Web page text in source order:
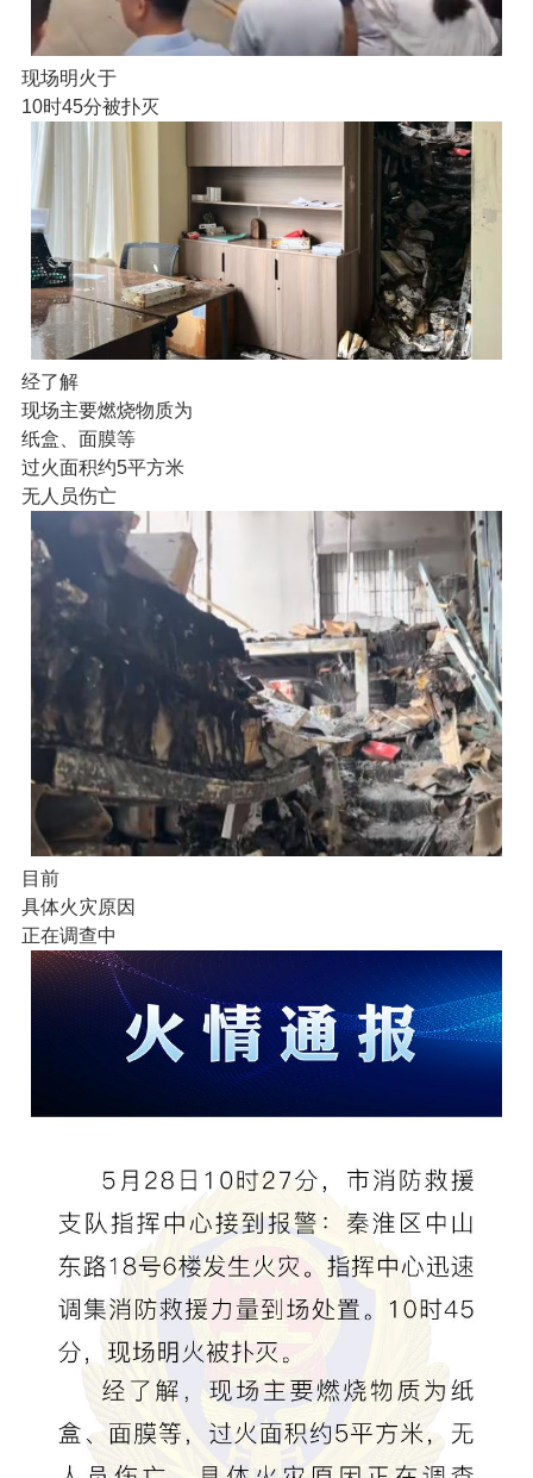
现场明火于
10时45分被扑灭
经了解
现场主要燃烧物质为
纸盒、面膜等
过火面积约5平方米
无人员伤亡
目前
具体火灾原因
正在调查中